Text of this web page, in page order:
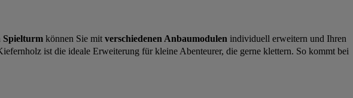
Spielturm können Sie mit verschiedenen Anbaumodulen individuell erweitern und Ihren
ist die ideale Erweiterung für kleine Abenteurer, die gerne klettern. So kommt bei